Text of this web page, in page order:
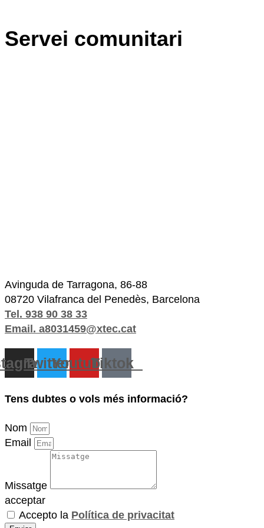
Servei comunitari
Avinguda de Tarragona, 86-88
08720 Vilafranca del Penedès, Barcelona
Tel. 938 90 38 33
Email. a8031459@xtec.cat
TwitterYoutubeTiktok
Tens dubtes o vols més informació?
Nom
Email
Missatge
acceptar
Accepto la Política de privacitat